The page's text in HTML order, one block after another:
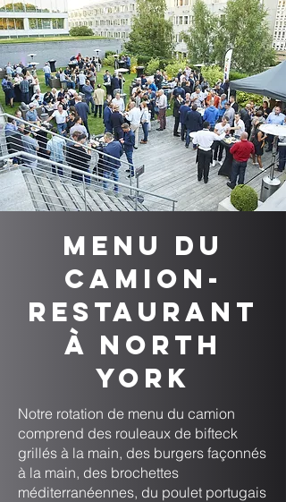
Menu du
camion-
restaurant
à North
York
Notre rotation de menu du camion
comprend des rouleaux de bifteck
grillés à la main, des burgers façonnés
à la main, des brochettes
méditerranéennes, du poulet portugais